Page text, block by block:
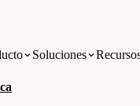
Soluciones